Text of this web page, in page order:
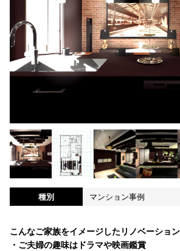
種別 マンション事例
こんなご家族をイメージしたリノベーショ
・ご夫婦の趣味はドラマや映画鑑賞